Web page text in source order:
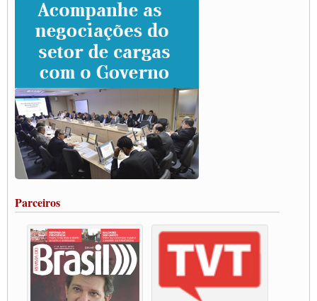
CNTTL e lideranças de caminhoneiros participam de debate sobre saúde nas
rodovias
Paulinho e Litti debatem política global para transporte rodoviário de cargas na
SUTCRA no Uruguai
Grande Conquista da Categoria transporte de Cargas e Caminhoneiros Autonomos
ENCONTRO INTERNACIONAL EM APOIO A CLASSE TRABALHADORA
DO BRASIL E A ELEIÇÃO 2022
Carta às Brasileiras e aos Brasileiros em Defesa do Estado Democrático de Direito
Paulinho, presidente da CNTTL, faz balanço do 3º Congresso da CNTTL
Caminhoneiros aprovam greve a partir do 1º de novembro
Rodoviários de Feira Santana fazem Assembleia para avaliar proposta de reajuste
salarial
Vacina Já: Lockdown de 24 horas dos trabalhadores em transportes está mantido,
Condutores de Guarulhos farão greve sanitária nesta terça-feira (20)
Paralisação dos Caminhoneiros na #BR285, entrocamento que liga o Mercosul ao
Rio Grande
Caminhoneiros bloqueiam duas faixas na Castello Branco e fazem protesto
Modal-Live #13 Aumento da Violência Contra Mulher e o Adoecimento da Classe
Parceiros